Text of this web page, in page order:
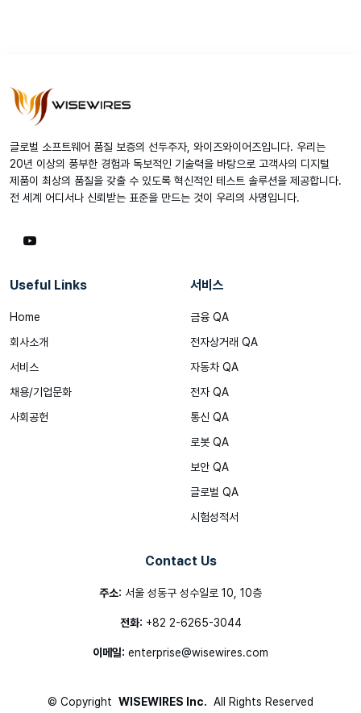
글로벌 소프트웨어 품질 보증의 선두주자, 와이즈와이어즈입니다. 우리는
20년 이상의 풍부한 경험과 독보적인 기술력을 바탕으로 고객사의 디지털
제품이 최상의 품질을 갖출 수 있도록 혁신적인 테스트 솔루션을 제공합니다.
전 세계 어디서나 신뢰받는 표준을 만드는 것이 우리의 사명입니다.
Useful Links
Home
회사소개
서비스
채용/기업문화
사회공헌
서비스
금융 QA
전자상거래 QA
자동차 QA
전자 QA
통신 QA
로봇 QA
보안 QA
글로벌 QA
시험성적서
Contact Us
주소: 서울 성동구 성수일로 10, 10층
전화: +82 2-6265-3044
이메일: enterprise@wisewires.com
© Copyright WISEWIRES Inc. All Rights Reserved